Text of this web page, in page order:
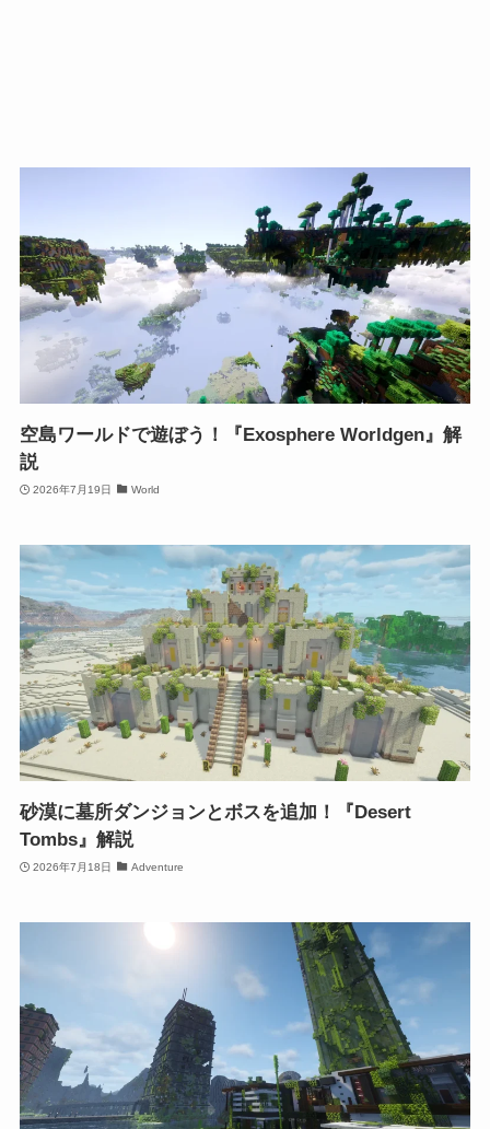
空島ワールドで遊ぼう！『Exosphere Worldgen』解
説
2026年7月19日 World
砂漠に墓所ダンジョンとボスを追加！『Desert
Tombs』解説
2026年7月18日 Adventure